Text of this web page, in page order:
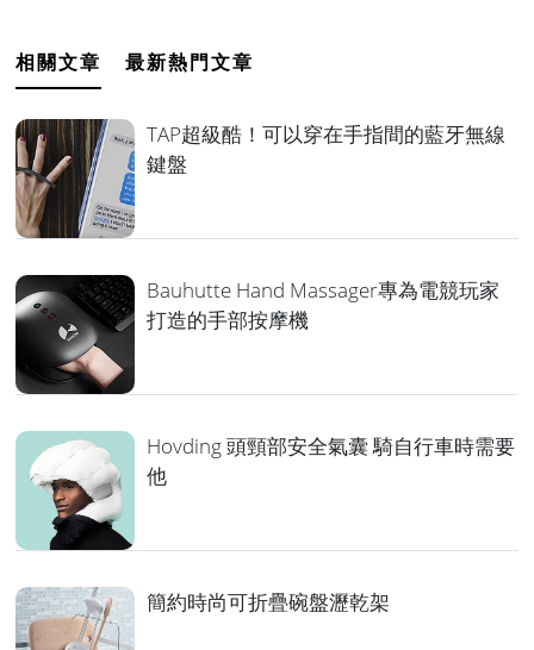
相關文章 最新熱門文章
TAP超級酷！可以穿在手指間的藍牙無線
鍵盤
Bauhutte Hand Massager專為電競玩家
打造的手部按摩機
Hovding 頭頸部安全氣囊 騎自行車時需要
他
簡約時尚可折疊碗盤瀝乾架